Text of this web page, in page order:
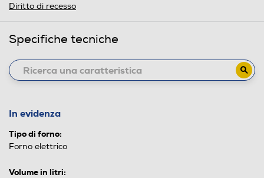
Diritto di recesso
Specifiche tecniche
In evidenza
Tipo di forno:
Forno elettrico
Volume in litri: